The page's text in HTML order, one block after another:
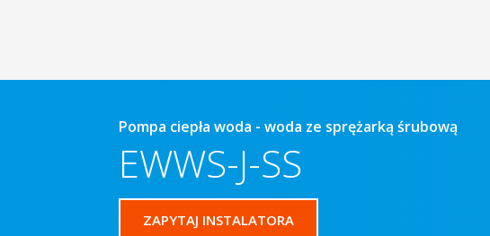
Pompa ciepła woda - woda ze sprężarką śrubową
EWWS-J-SS
ZAPYTAJ INSTALATORA